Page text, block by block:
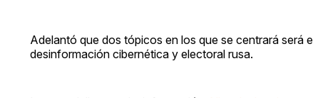
Adelantó que dos tópicos en los que se centrará será
desinformación cibernética y electoral rusa.